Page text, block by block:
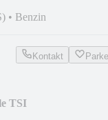
• Benzin
Kontakt
TSI